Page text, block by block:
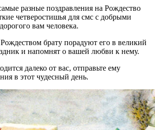
разные поздравления на Рождество
четверостишья для смс с добрыми
вам человека.
брату порадуют его в великий
и напомнят о вашей любви к нему.
далеко от вас, отправьте ему
в этот чудесный день.